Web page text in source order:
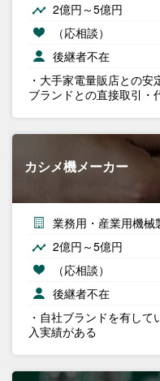
2億円～5億円
（応相談）
後継者不在
・大手家電量販店との
ブランドとの直接取引
カシメ機メーカー
業務用・産業用機械
2億円～5億円
（応相談）
後継者不在
・自社ブランドを有し
入実績がある